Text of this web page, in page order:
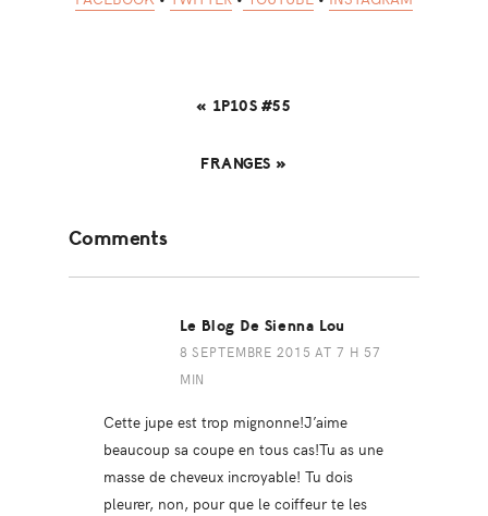
« 1P10S #55
FRANGES »
Interactions
Comments
Le Blog De Sienna Lou
8 SEPTEMBRE 2015 AT 7 H 57
MIN
Cette jupe est trop mignonne!J’aime
beaucoup sa coupe en tous cas!Tu as une
masse de cheveux incroyable! Tu dois
pleurer, non, pour que le coiffeur te les